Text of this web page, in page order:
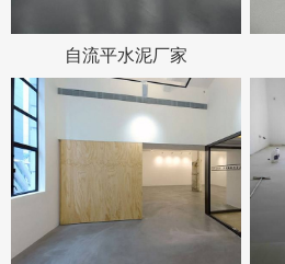
自流平水泥厂家